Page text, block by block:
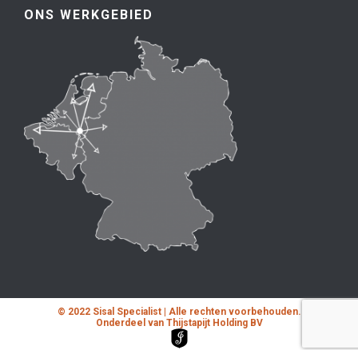
ONS WERKGEBIED
© 2022 Sisal Specialist | Alle rechten voorbehouden.
Onderdeel van Thijstapijt Holding BV